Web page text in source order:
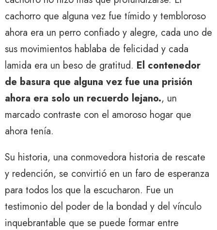
cachorro que alguna vez fue tímido y tembloroso
ahora era un perro confiado y alegre, cada uno de
sus movimientos hablaba de felicidad y cada
lamida era un beso de gratitud. El contenedor
de basura que alguna vez fue una prisión
ahora era solo un recuerdo lejano., un
marcado contraste con el amoroso hogar que
ahora tenía.
Su historia, una conmovedora historia de rescate
y redención, se convirtió en un faro de esperanza
para todos los que la escucharon. Fue un
testimonio del poder de la bondad y del vínculo
inquebrantable que se puede formar entre